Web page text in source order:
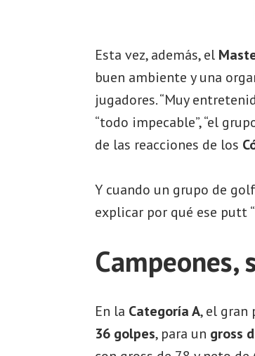
Esta vez, además, el
buen ambiente y una
jugadores. “Muy
“todo impecable”, “el
de las reacciones de los
Y cuando un grupo de
explicar por qué ese putt
Campeones,
En la Categoría A, el gran
36 golpes, para un gross